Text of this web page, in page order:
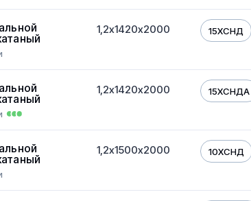
1,2х1420х2000 15ХСНД
1,2х1420х2000 15ХСНДА
1,2х1500х2000 10ХСНД